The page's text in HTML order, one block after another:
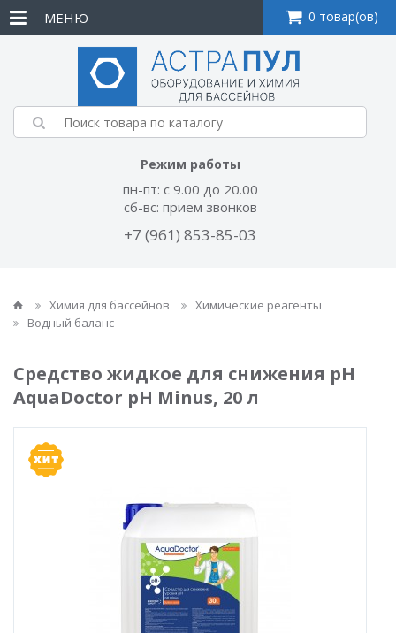
Режим работы
пн-пт: с 9.00 до 20.00
сб-вс: прием звонков
+7 (961) 853-85-03
МЕНЮ 0 товар(ов)
Химия для бассейнов
Химические реагенты
Водный баланс
Средство жидкое для снижения pH
AquaDoctor pH Minus, 20 л